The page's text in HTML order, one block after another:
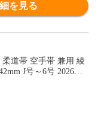
を見る
道帯 空手帯 兼用 綾
J号～6号 2026年
帯 柔道 空手 空手
翌日配達対象】[自社]